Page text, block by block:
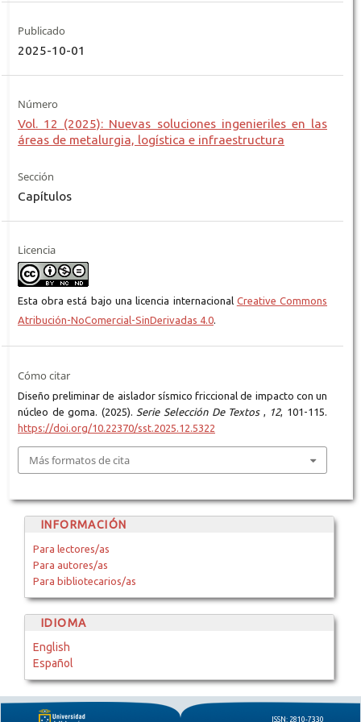
Publicado
2025-10-01
Número
Vol. 12 (2025): Nuevas soluciones ingenieriles en las
áreas de metalurgia, logística e infraestructura
Sección
Capítulos
Licencia
Esta obra está bajo una licencia internacional Creative Commons
Atribución-NoComercial-SinDerivadas 4.0.
Cómo citar
Diseño preliminar de aislador sísmico friccional de impacto con un
núcleo de goma. (2025).
Serie Selección De Textos 12, 101-115.
https://doi.org/10.22370/sst.2025.12.5322
Más formatos de cita
INFORMACIÓN
Para lectores/as
Para autores/as
Para bibliotecarios/as
IDIOMA
English
Español
ISSN: 2810-7330